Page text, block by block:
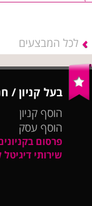
לכל המבצעים
בעל קניון /
הוסף קניון
הוסף עסק
פרסום
שירותי דיגיטל